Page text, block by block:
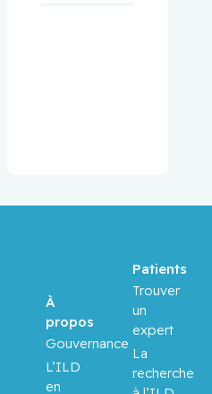
À
propos
Gouvernance
L’ILD
en
Patients
Trouver
un
expert
La
recherche